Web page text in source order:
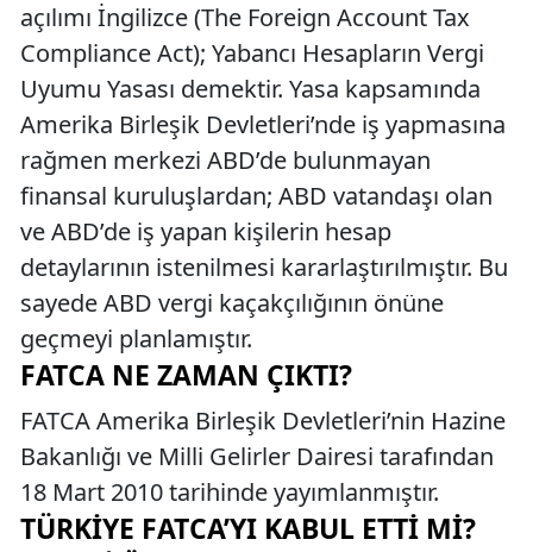
açılımı İngilizce (The Foreign Account Tax
Compliance Act); Yabancı Hesapların Vergi
Uyumu Yasası demektir. Yasa kapsamında
Amerika Birleşik Devletleri’nde iş yapmasına
rağmen merkezi ABD’de bulunmayan
finansal kuruluşlardan; ABD vatandaşı olan
ve ABD’de iş yapan kişilerin hesap
detaylarının istenilmesi kararlaştırılmıştır. Bu
sayede ABD vergi kaçakçılığının önüne
geçmeyi planlamıştır.
FATCA NE ZAMAN ÇIKTI?
FATCA Amerika Birleşik Devletleri’nin Hazine
Bakanlığı ve Milli Gelirler Dairesi tarafından
18 Mart 2010 tarihinde yayımlanmıştır.
TÜRKIYE FATCA’YI KABUL ETTI MI?